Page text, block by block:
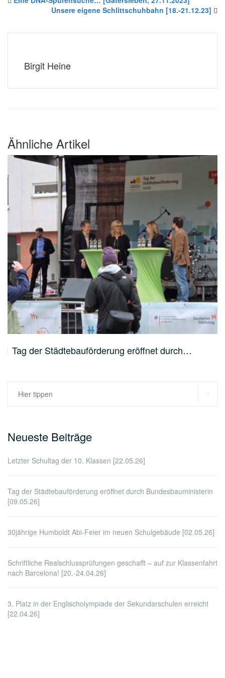
Unsere eigene Schlittschuhbahn [18.-21.12.23]
Birgit Heine
Ähnliche Artikel
Tag der Städtebauförderung eröffnet durch…
Suchen
Neueste Beiträge
Letzter Schultag der 10. Klassen [22.05.26]
Tag der Städtebauförderung eröffnet durch Bundesbauministerin
[09.05.26]
30jährige Humboldt Abi-Feier im neuen Schulgebäude [02.05.26]
Schriftliche Realschlussprüfungen geschafft – auf zur Klassenfahrt
nach Barcelona! [20.-24.04.26]
3. Platz in der Englischolympiade der Sekundarschulen erreicht
[22.04.26]